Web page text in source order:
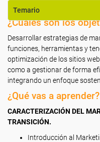
Temario
¿Cuáles son los
Desarrollar estrategias de
funciones, herramientas y
optimización de los sitios
como a gestionar de forma
integrando un enfoque
¿Qué vas a aprender?
CARACTERIZACIÓN DEL
TRANSICIÓN.
Introducción al